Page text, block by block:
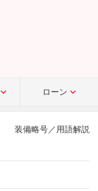
ローン
装備略号／用語解説